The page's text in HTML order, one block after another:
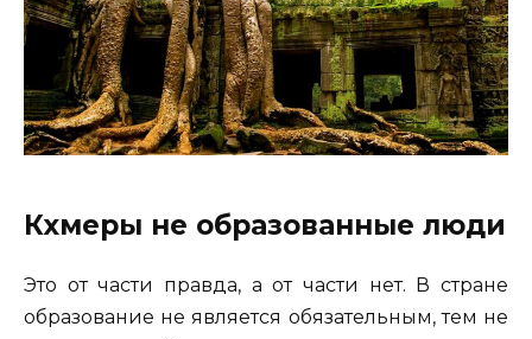
Кхмеры не образованные люди
Это от части правда, а от части нет. В стране
образование не является обязательным, тем не